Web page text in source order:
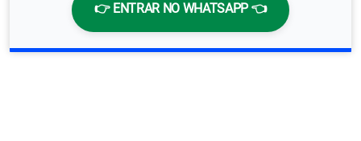
👉 ENTRAR NO WHATSAPP 👈